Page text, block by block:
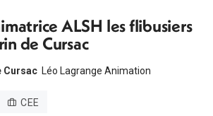
ALSH les flibusiers
de Cursac
Cursac Léo Lagrange Animation
CEE